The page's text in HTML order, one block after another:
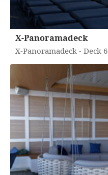
X-Panoramadeck
X-Panoramadeck - Deck 6